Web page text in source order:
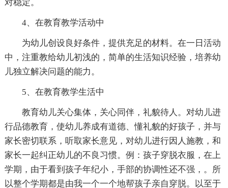
对稳定。
4、在教育教学活动中
为幼儿创设良好条件，提供充足的材料。在一日活动
中，注重教给幼儿初浅的，简单的生活知识经验，培养幼
儿独立解决问题的能力。
5、在教育教学生活中
教育幼儿关心集体，关心同伴，礼貌待人。对幼儿进
行品德教育，使幼儿养成有道德、懂礼貌的好孩子，并与
家长密切联系，听取家长意见，对幼儿进行因人施教，和
家长一起纠正幼儿的不良习惯。例：孩子穿脱衣服，在上
学期，由于看到孩子年纪小，手部的协调性还不强，。所
以整个学期都是由我一个一个地帮孩子亲自穿脱。以至于